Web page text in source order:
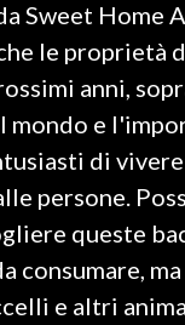
Sweet Home
le proprietà
anni,
e
di
persone.
queste
ma
e altri